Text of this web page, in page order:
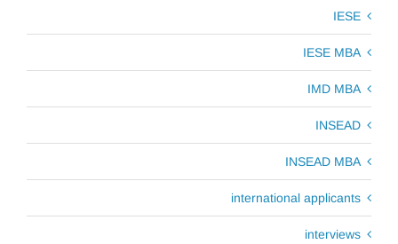
IESE
IESE MBA
IMD MBA
INSEAD
INSEAD MBA
international applicants
interviews